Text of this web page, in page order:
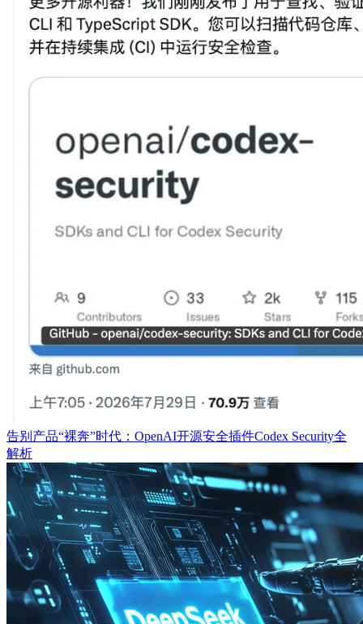
告别产品“裸奔”时代：OpenAI开源安全插件Codex Security全
解析